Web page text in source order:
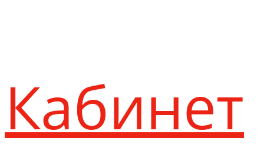
Кабинет